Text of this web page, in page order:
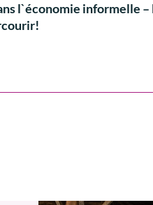
l`économie informelle –